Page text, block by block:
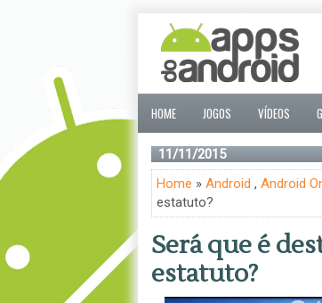
HOME JOGOS VÍDEOS
11/11/2015
Home » Android , Android
estatuto?
Será que é
estatuto?